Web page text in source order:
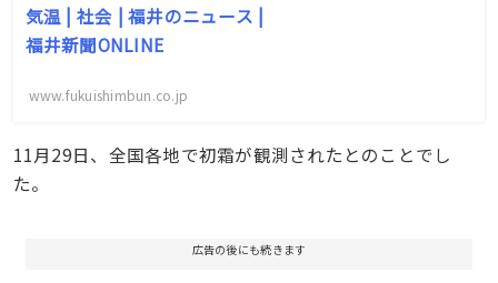
気温 | 社会 | 福井のニュース |
福井新聞ONLINE
www.fukuishimbun.co.jp
11月29日、全国各地で初霜が観測されたとのことでし
た。
広告の後にも続きます